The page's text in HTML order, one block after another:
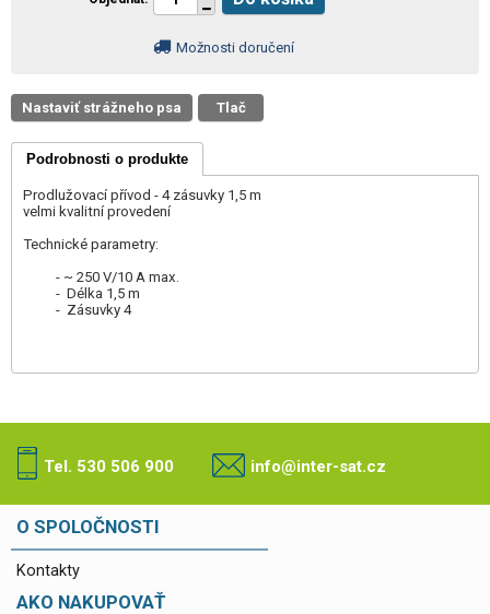
Možnosti doručení
Nastaviť strážneho psa Tlač
Podrobnosti o produkte
Prodlužovací přívod - 4 zásuvky 1,5 m
velmi kvalitní provedení
Technické parametry:
- ~ 250 V/10 A max.
- Délka 1,5 m
- Zásuvky 4
Tel. 530 506 900 info@inter-sat.cz
O SPOLOČNOSTI
Kontakty
AKO NAKUPOVAŤ